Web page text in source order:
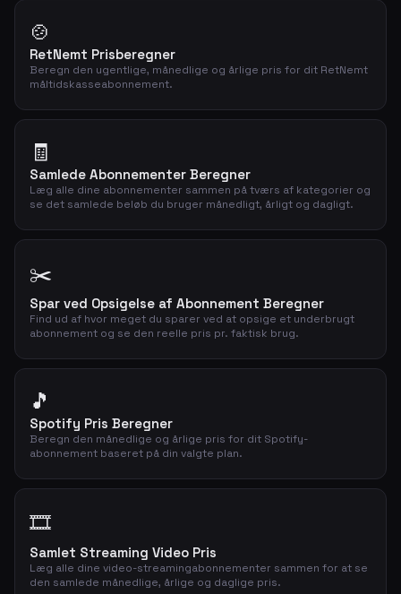
🍲
RetNemt Prisberegner
Beregn den ugentlige, månedlige og årlige pris for dit RetNemt
måltidskasseabonnement.
🧾
Samlede Abonnementer Beregner
Læg alle dine abonnementer sammen på tværs af kategorier og
se det samlede beløb du bruger månedligt, årligt og dagligt.
✂️
Spar ved Opsigelse af Abonnement Beregner
Find ud af hvor meget du sparer ved at opsige et underbrugt
abonnement og se den reelle pris pr. faktisk brug.
🎵
Spotify Pris Beregner
Beregn den månedlige og årlige pris for dit Spotify-
abonnement baseret på din valgte plan.
🎞️
Samlet Streaming Video Pris
Læg alle dine video-streamingabonnementer sammen for at se
den samlede månedlige, årlige og daglige pris.